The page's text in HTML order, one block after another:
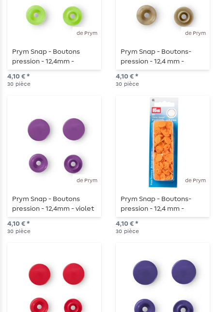
de Prym
Prym Snap - Boutons
pression - 12,4mm -
pomme - 30 pièces
4,10 € *
30 pièce
de Prym
Prym Snap - Boutons-
pression - 12,4 mm -
Champagne - 30 pièces
4,10 € *
30 pièce
de Prym
Prym Snap - Boutons
pression - 12,4mm - violet
- 30 pièces
4,10 € *
30 pièce
de Prym
Prym Snap - Boutons-
pression - 12,4 mm -
Orange - 30 pièces
4,10 € *
30 pièce